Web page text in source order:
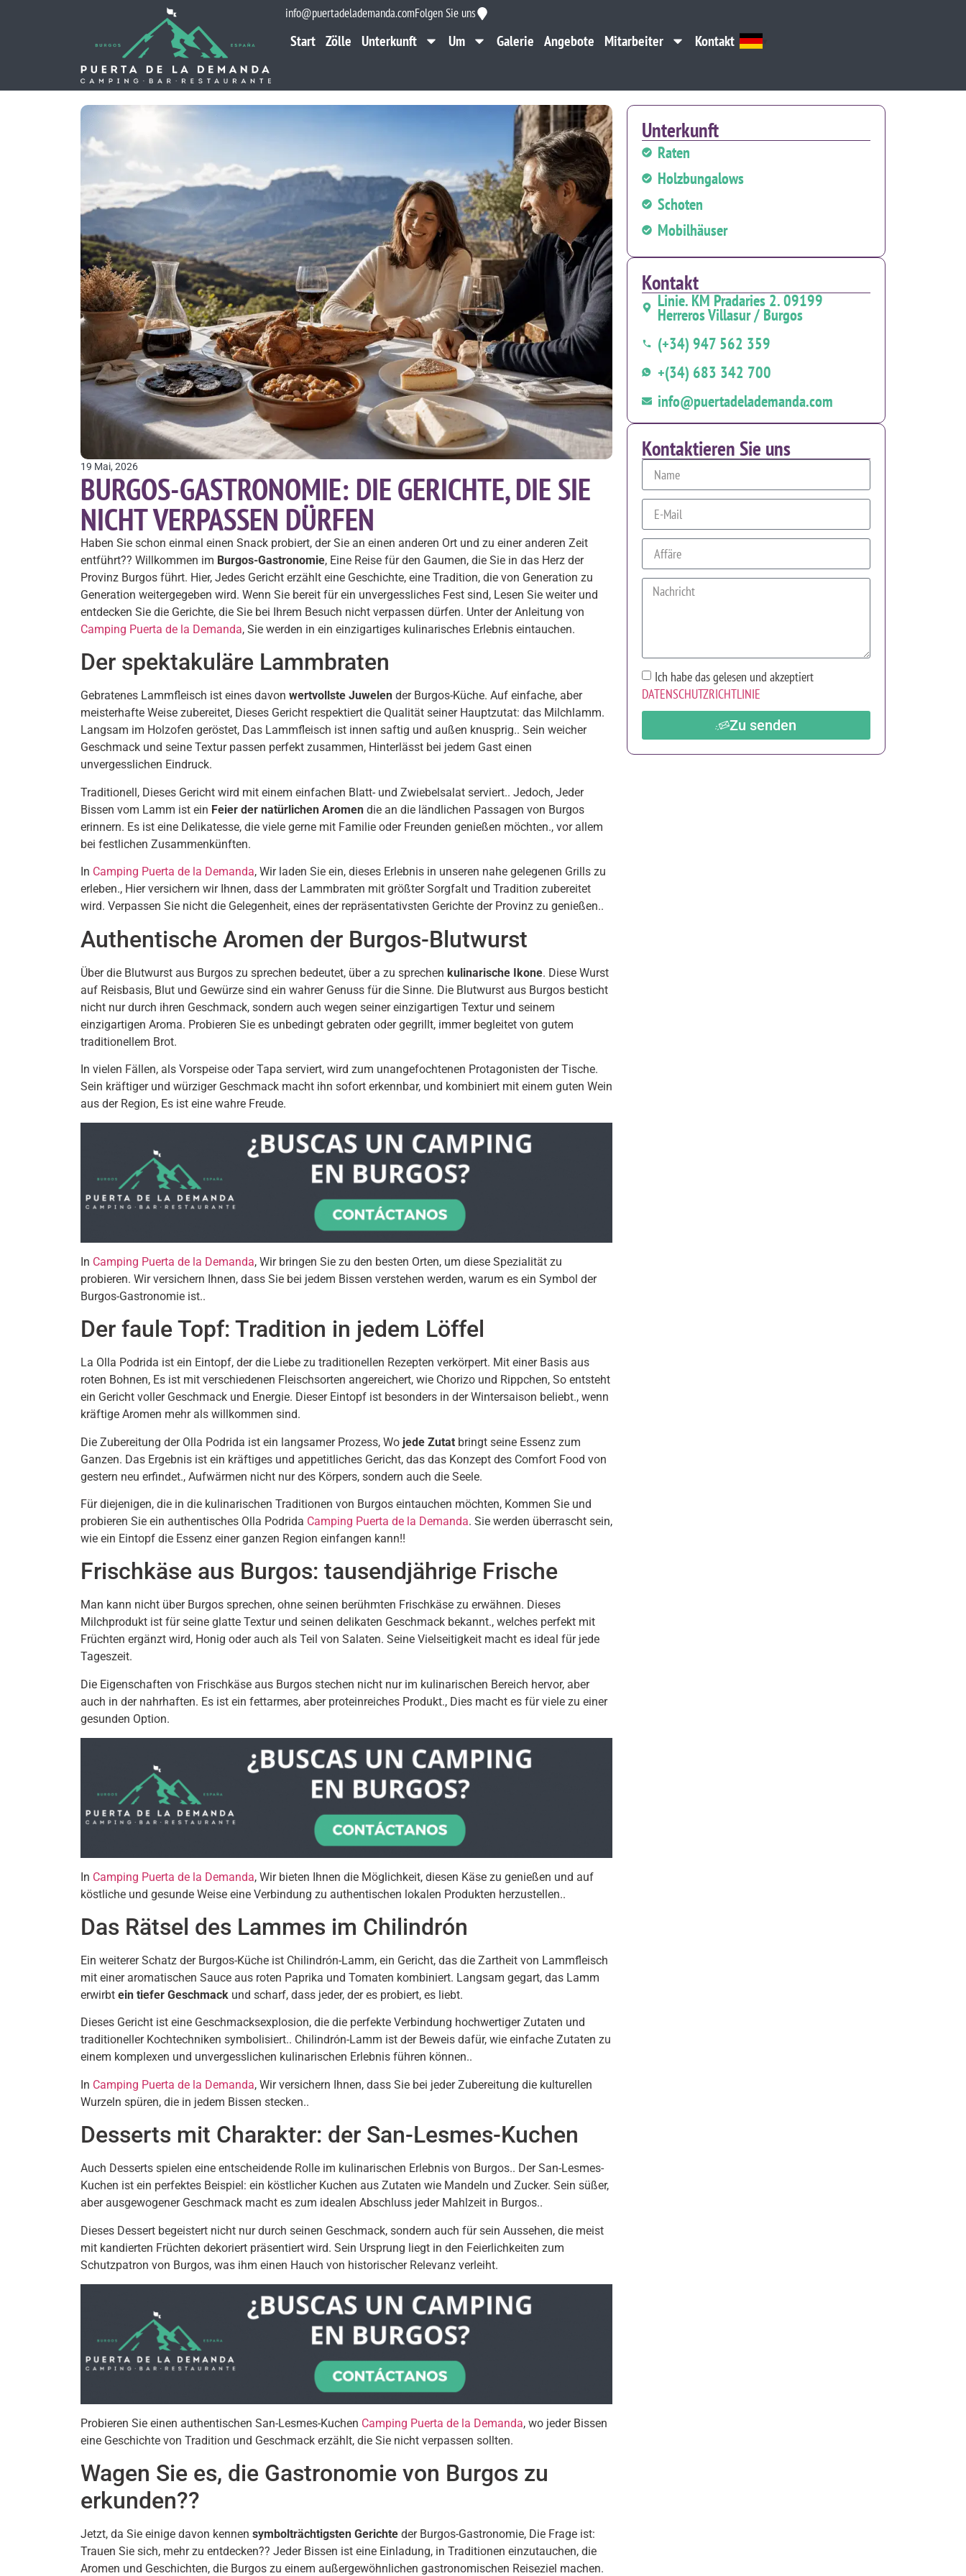
info@puertadelademanda.comFolgen Sie uns
Start Zölle Unterkunft Um Galerie Angebote Mitarbeiter
Kontakt
19 Mai, 2026
BURGOS-GASTRONOMIE: DIE GERICHTE, DIE SIE
NICHT VERPASSEN DÜRFEN
Haben Sie schon einmal einen Snack probiert, der Sie an einen anderen Ort und zu einer anderen Zeit
entführt?? Willkommen im Burgos-Gastronomie, Eine Reise für den Gaumen, die Sie in das Herz der
Provinz Burgos führt. Hier, Jedes Gericht erzählt eine Geschichte, eine Tradition, die von Generation zu
Generation weitergegeben wird. Wenn Sie bereit für ein unvergessliches Fest sind, Lesen Sie weiter und
entdecken Sie die Gerichte, die Sie bei Ihrem Besuch nicht verpassen dürfen. Unter der Anleitung von
Camping Puerta de la Demanda, Sie werden in ein einzigartiges kulinarisches Erlebnis eintauchen.
Der spektakuläre Lammbraten
Gebratenes Lammfleisch ist eines davon wertvollste Juwelen der Burgos-Küche. Auf einfache, aber
meisterhafte Weise zubereitet, Dieses Gericht respektiert die Qualität seiner Hauptzutat: das Milchlamm.
Langsam im Holzofen geröstet, Das Lammfleisch ist innen saftig und außen knusprig.. Sein weicher
Geschmack und seine Textur passen perfekt zusammen, Hinterlässt bei jedem Gast einen
unvergesslichen Eindruck.
Traditionell, Dieses Gericht wird mit einem einfachen Blatt- und Zwiebelsalat serviert.. Jedoch, Jeder
Bissen vom Lamm ist ein Feier der natürlichen Aromen die an die ländlichen Passagen von Burgos
erinnern. Es ist eine Delikatesse, die viele gerne mit Familie oder Freunden genießen möchten., vor allem
bei festlichen Zusammenkünften.
In Camping Puerta de la Demanda, Wir laden Sie ein, dieses Erlebnis in unseren nahe gelegenen Grills zu
erleben., Hier versichern wir Ihnen, dass der Lammbraten mit größter Sorgfalt und Tradition zubereitet
wird. Verpassen Sie nicht die Gelegenheit, eines der repräsentativsten Gerichte der Provinz zu genießen..
Authentische Aromen der Burgos-Blutwurst
Über die Blutwurst aus Burgos zu sprechen bedeutet, über a zu sprechen kulinarische Ikone. Diese Wurst
auf Reisbasis, Blut und Gewürze sind ein wahrer Genuss für die Sinne. Die Blutwurst aus Burgos besticht
nicht nur durch ihren Geschmack, sondern auch wegen seiner einzigartigen Textur und seinem
einzigartigen Aroma. Probieren Sie es unbedingt gebraten oder gegrillt, immer begleitet von gutem
traditionellem Brot.
In vielen Fällen, als Vorspeise oder Tapa serviert, wird zum unangefochtenen Protagonisten der Tische.
Sein kräftiger und würziger Geschmack macht ihn sofort erkennbar, und kombiniert mit einem guten Wein
aus der Region, Es ist eine wahre Freude.
In Camping Puerta de la Demanda, Wir bringen Sie zu den besten Orten, um diese Spezialität zu
probieren. Wir versichern Ihnen, dass Sie bei jedem Bissen verstehen werden, warum es ein Symbol der
Burgos-Gastronomie ist..
Der faule Topf: Tradition in jedem Löffel
La Olla Podrida ist ein Eintopf, der die Liebe zu traditionellen Rezepten verkörpert. Mit einer Basis aus
roten Bohnen, Es ist mit verschiedenen Fleischsorten angereichert, wie Chorizo ​​und Rippchen, So entsteht
ein Gericht voller Geschmack und Energie. Dieser Eintopf ist besonders in der Wintersaison beliebt., wenn
kräftige Aromen mehr als willkommen sind.
Die Zubereitung der Olla Podrida ist ein langsamer Prozess, Wo jede Zutat bringt seine Essenz zum
Ganzen. Das Ergebnis ist ein kräftiges und appetitliches Gericht, das das Konzept des Comfort Food von
gestern neu erfindet., Aufwärmen nicht nur des Körpers, sondern auch die Seele.
Für diejenigen, die in die kulinarischen Traditionen von Burgos eintauchen möchten, Kommen Sie und
probieren Sie ein authentisches Olla Podrida Camping Puerta de la Demanda. Sie werden überrascht sein,
wie ein Eintopf die Essenz einer ganzen Region einfangen kann!!
Frischkäse aus Burgos: tausendjährige Frische
Man kann nicht über Burgos sprechen, ohne seinen berühmten Frischkäse zu erwähnen. Dieses
Milchprodukt ist für seine glatte Textur und seinen delikaten Geschmack bekannt., welches perfekt mit
Früchten ergänzt wird, Honig oder auch als Teil von Salaten. Seine Vielseitigkeit macht es ideal für jede
Tageszeit.
Die Eigenschaften von Frischkäse aus Burgos stechen nicht nur im kulinarischen Bereich hervor, aber
auch in der nahrhaften. Es ist ein fettarmes, aber proteinreiches Produkt., Dies macht es für viele zu einer
gesunden Option.
In Camping Puerta de la Demanda, Wir bieten Ihnen die Möglichkeit, diesen Käse zu genießen und auf
köstliche und gesunde Weise eine Verbindung zu authentischen lokalen Produkten herzustellen..
Das Rätsel des Lammes im Chilindrón
Ein weiterer Schatz der Burgos-Küche ist Chilindrón-Lamm, ein Gericht, das die Zartheit von Lammfleisch
mit einer aromatischen Sauce aus roten Paprika und Tomaten kombiniert. Langsam gegart, das Lamm
erwirbt ein tiefer Geschmack und scharf, dass jeder, der es probiert, es liebt.
Dieses Gericht ist eine Geschmacksexplosion, die die perfekte Verbindung hochwertiger Zutaten und
traditioneller Kochtechniken symbolisiert.. Chilindrón-Lamm ist der Beweis dafür, wie einfache Zutaten zu
einem komplexen und unvergesslichen kulinarischen Erlebnis führen können..
In Camping Puerta de la Demanda, Wir versichern Ihnen, dass Sie bei jeder Zubereitung die kulturellen
Wurzeln spüren, die in jedem Bissen stecken..
Desserts mit Charakter: der San-Lesmes-Kuchen
Auch Desserts spielen eine entscheidende Rolle im kulinarischen Erlebnis von Burgos.. Der San-Lesmes-
Kuchen ist ein perfektes Beispiel: ein köstlicher Kuchen aus Zutaten wie Mandeln und Zucker. Sein süßer,
aber ausgewogener Geschmack macht es zum idealen Abschluss jeder Mahlzeit in Burgos..
Dieses Dessert begeistert nicht nur durch seinen Geschmack, sondern auch für sein Aussehen, die meist
mit kandierten Früchten dekoriert präsentiert wird. Sein Ursprung liegt in den Feierlichkeiten zum
Schutzpatron von Burgos, was ihm einen Hauch von historischer Relevanz verleiht.
Probieren Sie einen authentischen San-Lesmes-Kuchen Camping Puerta de la Demanda, wo jeder Bissen
eine Geschichte von Tradition und Geschmack erzählt, die Sie nicht verpassen sollten.
Wagen Sie es, die Gastronomie von Burgos zu
erkunden??
Jetzt, da Sie einige davon kennen symbolträchtigsten Gerichte der Burgos-Gastronomie, Die Frage ist:
Trauen Sie sich, mehr zu entdecken?? Jeder Bissen ist eine Einladung, in Traditionen einzutauchen, die
Aromen und Geschichten, die Burgos zu einem außergewöhnlichen gastronomischen Reiseziel machen.
Unterkunft
Raten
Holzbungalows
Schoten
Mobilhäuser
Kontakt
Linie. KM Pradaries 2. 09199
Herreros Villasur / Burgos
(+34) 947 562 359
+(34) 683 342 700
info@puertadelademanda.com
Kontaktieren Sie uns
Ich habe das gelesen und akzeptiert
DATENSCHUTZRICHTLINIE
Zu senden